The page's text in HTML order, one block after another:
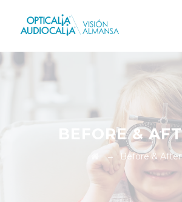
BEFORE &
→ Before & After